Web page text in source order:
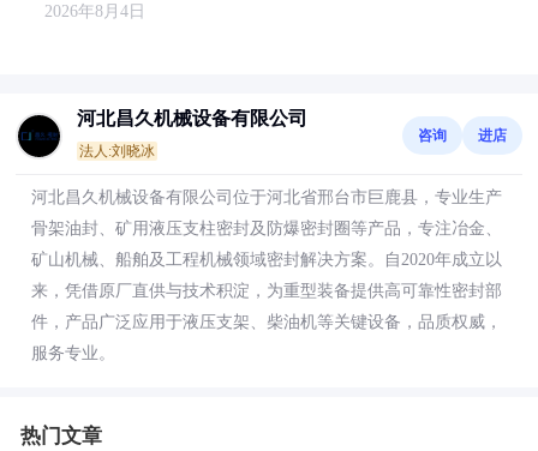
2026年8月4日
河北昌久机械设备有限公司
法人:刘晓冰
咨询 进店
河北昌久机械设备有限公司位于河北省邢台市巨鹿县，专业生产
骨架油封、矿用液压支柱密封及防爆密封圈等产品，专注冶金、
矿山机械、船舶及工程机械领域密封解决方案。自2020年成立以
来，凭借原厂直供与技术积淀，为重型装备提供高可靠性密封部
件，产品广泛应用于液压支架、柴油机等关键设备，品质权威，
服务专业。
热门文章